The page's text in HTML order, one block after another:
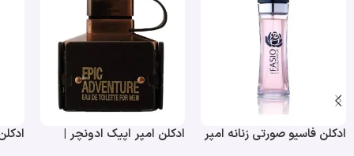
ادکلن فاسیو صورتی زنانه امپر
ادکلن امپر اپیک ادونچر |